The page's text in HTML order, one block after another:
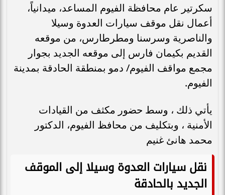
سكرتير عام محافظة الفيوم المساعد، ميدانياً،
أعمال نقل موقف سيارات العدوة وسيلا
والناصرية وسرسنا ومطرطارس، من موقعه
القديم بكيمان فارس إلى موقعه الجديد بجوار
مجمع مواقف الفيوم/ دمو بمنطقة الحادقة بمدينة
الفيوم.
يأتي ذلك ، وسط حضور مكثف من القيادات
الأمنية ، وبتكليف من محافظ الفيوم، الدكتور
محمد هانئ غنيم
نقل سيارات العدوة وسيلا إلى الموقف
الجديد بالحادقة